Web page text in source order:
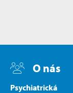
O nás
Psychiatrická